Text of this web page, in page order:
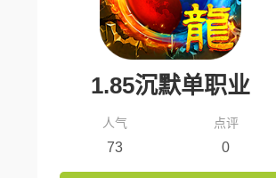
1.85沉默单职业
人气
73
点评
0